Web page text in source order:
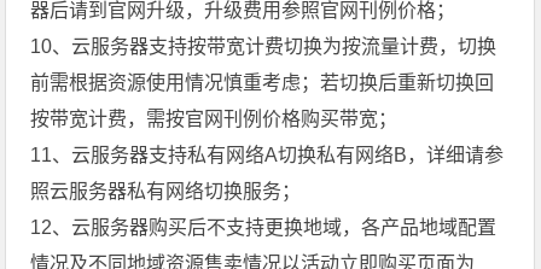
器后请到官网升级，升级费用参照官网刊例价格；
10、云服务器支持按带宽计费切换为按流量计费，切换
前需根据资源使用情况慎重考虑；若切换后重新切换回
按带宽计费，需按官网刊例价格购买带宽；
11、云服务器支持私有网络A切换私有网络B，详细请参
照云服务器私有网络切换服务；
12、云服务器购买后不支持更换地域，各产品地域配置
情况及不同地域资源售卖情况以活动立即购买页面为